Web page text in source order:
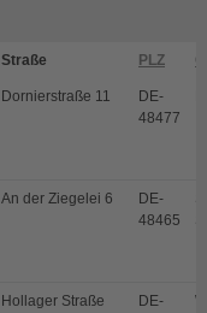
Straße PLZ
Dornierstraße 11
DE-
48477
An der Ziegelei 6
DE-
48465
Hollager Straße
DE-